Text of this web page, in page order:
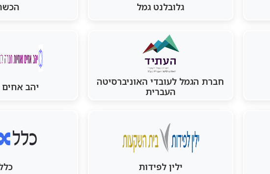
גלובלנט גמל
חברת הגמל לעובדי האוניברסיטה
העברית
יהב אחים
ילין לפידות